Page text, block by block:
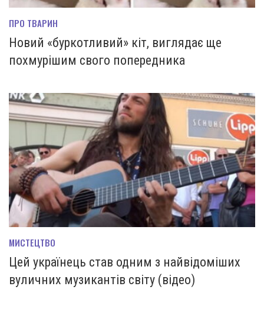
ПРО ТВАРИН
Новий «буркотливий» кіт, виглядає ще
похмурішим свого попередника
МИСТЕЦТВО
Цей українець став одним з найвідоміших
вуличних музикантів світу (відео)